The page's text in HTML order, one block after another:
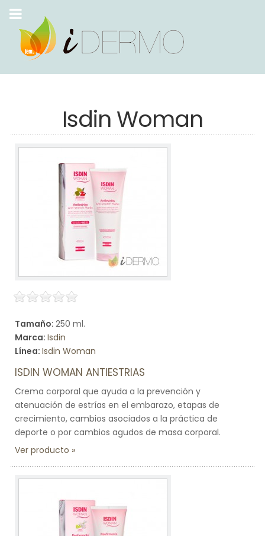
Isdin Woman
Tamaño: 250 ml.
Marca: Isdin
Línea: Isdin Woman
ISDIN WOMAN ANTIESTRIAS
Crema corporal que ayuda a la prevención y
atenuación de estrías en el embarazo, etapas de
crecimiento, cambios asociados a la práctica de
deporte o por cambios agudos de masa corporal.
Ver producto